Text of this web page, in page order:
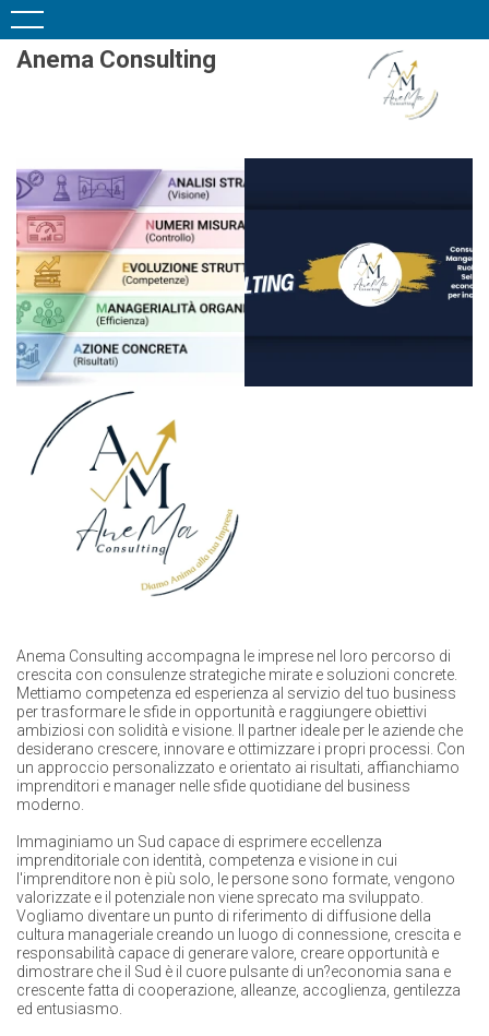
Anema Consulting
Anema Consulting accompagna le imprese nel loro percorso di
crescita con consulenze strategiche mirate e soluzioni concrete.
Mettiamo competenza ed esperienza al servizio del tuo business
per trasformare le sfide in opportunità e raggiungere obiettivi
ambiziosi con solidità e visione. Il partner ideale per le aziende che
desiderano crescere, innovare e ottimizzare i propri processi. Con
un approccio personalizzato e orientato ai risultati, affianchiamo
imprenditori e manager nelle sfide quotidiane del business
moderno.
Immaginiamo un Sud capace di esprimere eccellenza
imprenditoriale con identità, competenza e visione in cui
l'imprenditore non è più solo, le persone sono formate, vengono
valorizzate e il potenziale non viene sprecato ma sviluppato.
Vogliamo diventare un punto di riferimento di diffusione della
cultura manageriale creando un luogo di connessione, crescita e
responsabilità capace di generare valore, creare opportunità e
dimostrare che il Sud è il cuore pulsante di un?economia sana e
crescente fatta di cooperazione, alleanze, accoglienza, gentilezza
ed entusiasmo.